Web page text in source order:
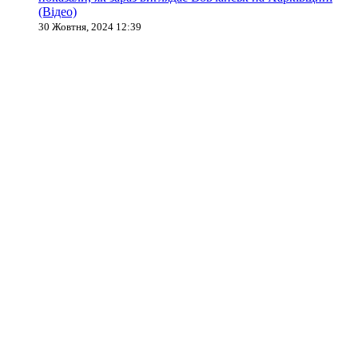
(Відео)
30 Жовтня, 2024 12:39